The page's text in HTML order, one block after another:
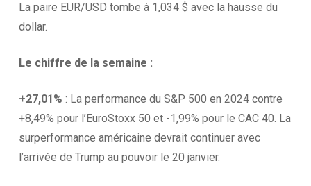
La paire EUR/USD tombe à 1,034 $ avec la hausse du
dollar.
Le chiffre de la semaine :
+27,01% : La performance du S&P 500 en 2024 contre
+8,49% pour l’EuroStoxx 50 et -1,99% pour le CAC 40. La
surperformance américaine devrait continuer avec
l’arrivée de Trump au pouvoir le 20 janvier.